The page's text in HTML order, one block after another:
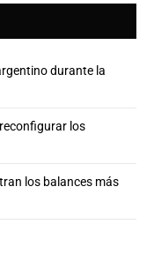
durante la
los
los balances más